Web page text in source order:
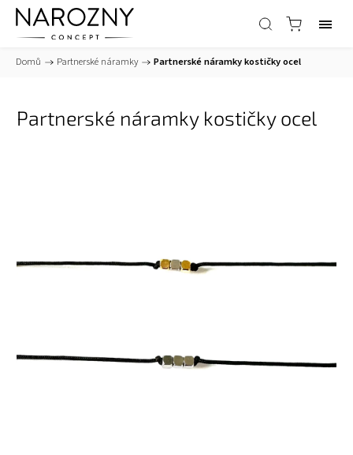
Domů / Partnerské náramky / Partnerské náramky kostičky ocel
Partnerské náramky kostičky ocel